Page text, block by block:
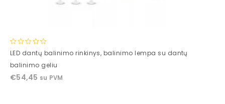
0
of
5
LED dantų balinimo rinkinys, balinimo lempa su dantų
balinimo geliu
€54,45 su PVM